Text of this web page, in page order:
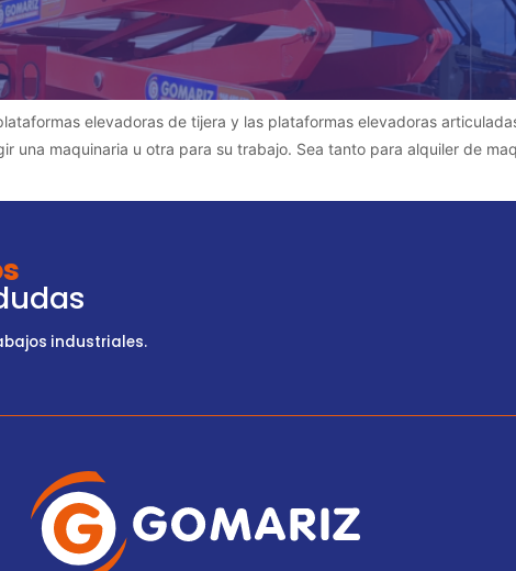
elevadoras de tijera y las plataformas elevadoras
una maquinaria u otra para su trabajo. Sea tanto para alquiler de
industriales.